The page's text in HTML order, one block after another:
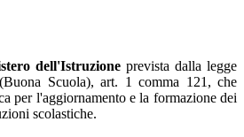
dell'Istruzioneprevista dalla legge
Scuola), art. 1 comma 121, che
per l'aggiornamento e la formazione dei
scolastiche.